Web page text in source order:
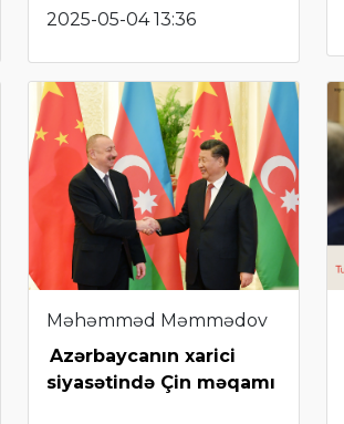
2025-05-04 13:36
Məhəmməd Məmmədov
Azərbaycanın xarici
siyasətində Çin məqamı